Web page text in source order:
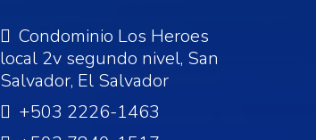
Condominio Los Heroes
local 2v segundo nivel, San
Salvador, El Salvador
+503 2226-1463